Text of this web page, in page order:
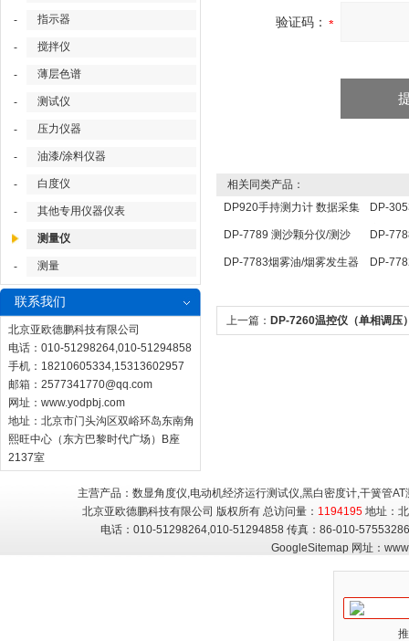
- 指示器
- 搅拌仪
- 薄层色谱
- 测试仪
- 压力仪器
- 油漆/涂料仪器
- 白度仪
- 其他专用仪器仪表
测量仪
- 测量
联系我们
北京亚欧德鹏科技有限公司
电话：010-51298264,010-51294858
手机：18210605334,15313602957
邮箱： 2577341770@qq.com
网址： www.yodpbj.com
地址：北京市门头沟区双峪环岛东南角
熙旺中心（东方巴黎时代广场）B座
2137室
验证码：
相关同类产品：
DP920手持测力计 数据采集
分析仪 压力传感器仪表
DP-
定仪 有
DP-7789 测沙颗分仪/测沙
颗分仪/ 测沙颗检测仪
DP-
点温度
DP-7783烟雾油/烟雾发生器
DP-
上一篇： DP-7260温控仪（单相调压
主营产品：数显角度仪,电动机经济运行测试仪,黑白密度计,干簧管
北京亚欧德鹏科技有限公司 版权所有 总访问量： 1194195 地址：
电话：010-51298264,010-51294858 传真：86-010-
GoogleSitemap网址：